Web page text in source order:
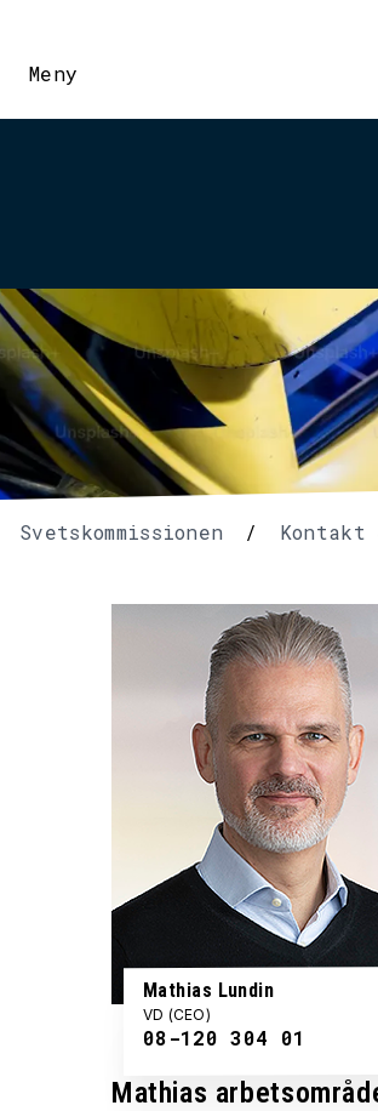
Meny
Svetskommissionen /
Mathias Lundin
VD (CEO)
08-120 304 01
Mathias